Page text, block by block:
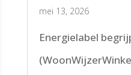
mei 13, 2026
Energielabel